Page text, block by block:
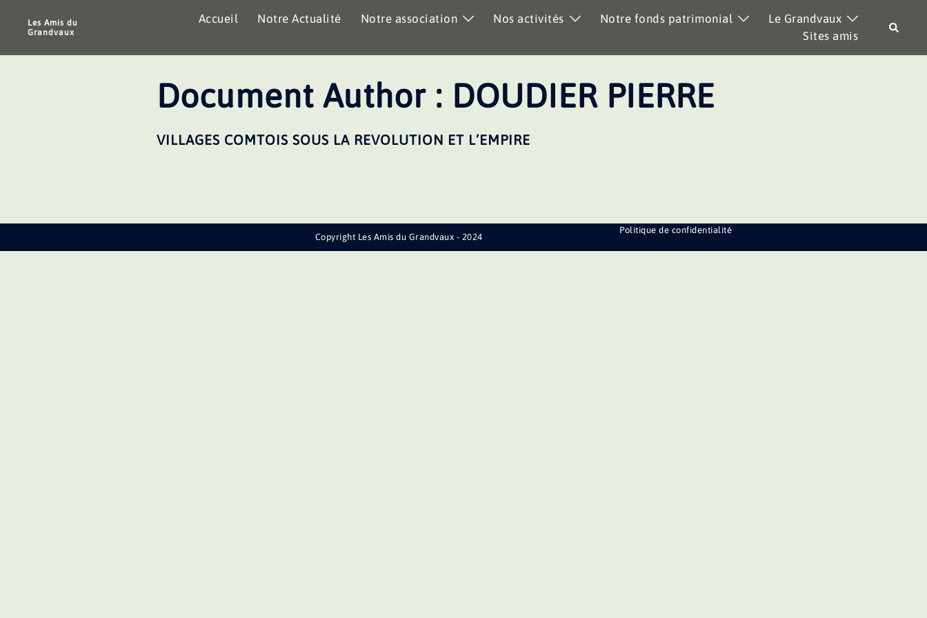
Les Amis du
Grandvaux
Accueil Notre Actualité Notre association Nos activités Notre fonds patrimonial
Le Grandvaux
Sites amis
Document Author : DOUDIER PIERRE
VILLAGES COMTOIS SOUS LA REVOLUTION ET L’EMPIRE
Copyright Les Amis du Grandvaux - 2024
Politique de confidentialité